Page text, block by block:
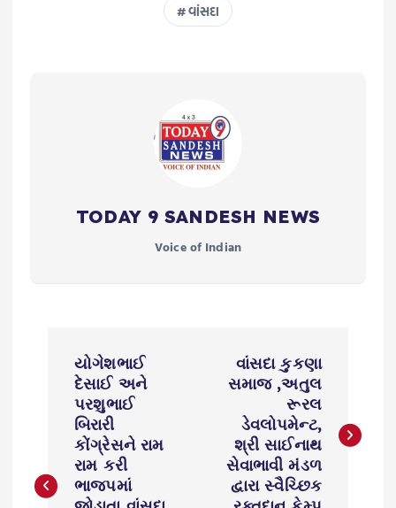
વાંસદા
TODAY 9 SANDESH NEWS
Voice of Indian
t
યોગેશભાઈ
દેસાઈ અને
પરશુભાઈ
બિરારી
કોંગ્રેસને રામ
રામ કરી
ભાજપમાં
વાંસદા કુકણા
સમાજ ,અતુલ
રૂરલ
ડેવલોપમેન્ટ,
શ્રી સાઈનાથ
સેવાભાવી મંડળ
દ્વારા સ્વૈચ્છિક